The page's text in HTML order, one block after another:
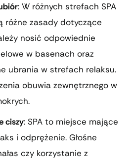
: W różnych strefach SPA
różne zasady dotyczące
nosić odpowiednie
w basenach oraz
ubrania w strefach relaksu.
obuwia zewnętrznego w
ciszy: SPA to miejsce mające
i odprężenie. Głośne
czy korzystanie z